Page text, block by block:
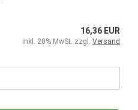
16,36 EUR
inkl. 20% MwSt. zzgl. Versand